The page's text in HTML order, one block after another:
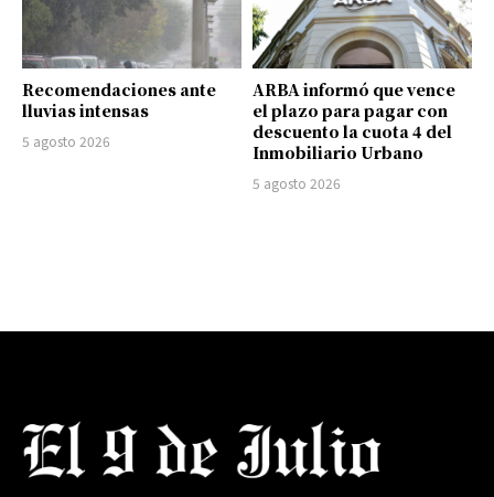
Recomendaciones ante
lluvias intensas
5 agosto 2026
ARBA informó que vence
el plazo para pagar con
descuento la cuota 4 del
Inmobiliario Urbano
5 agosto 2026